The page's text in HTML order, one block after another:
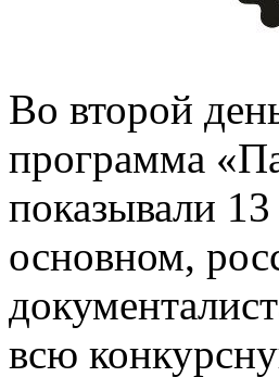
Во второй
программа
показывали
основном,
всю